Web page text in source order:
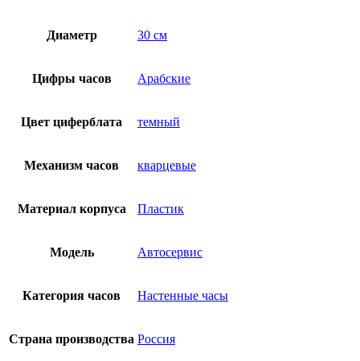
Диаметр 30 см
Цифры часов Арабские
Цвет циферблата темный
Механизм часов кварцевые
Материал корпуса Пластик
Модель Автосервис
Категория часов Настенные часы
Страна производства Россия